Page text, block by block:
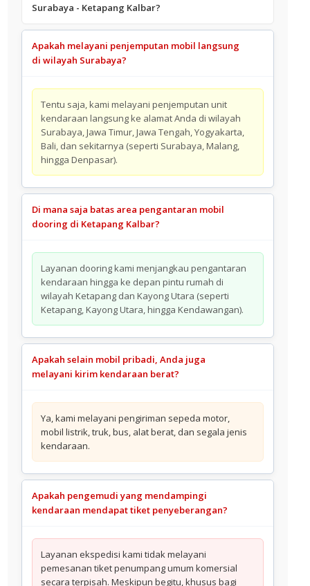
Surabaya - Ketapang Kalbar?
Apakah melayani penjemputan mobil langsung
di wilayah Surabaya?
Tentu saja, kami melayani penjemputan unit
kendaraan langsung ke alamat Anda di wilayah
Surabaya, Jawa Timur, Jawa Tengah, Yogyakarta,
Bali, dan sekitarnya (seperti Surabaya, Malang,
hingga Denpasar).
Di mana saja batas area pengantaran mobil
dooring di Ketapang Kalbar?
Layanan dooring kami menjangkau pengantaran
kendaraan hingga ke depan pintu rumah di
wilayah Ketapang dan Kayong Utara (seperti
Ketapang, Kayong Utara, hingga Kendawangan).
Apakah selain mobil pribadi, Anda juga
melayani kirim kendaraan berat?
Ya, kami melayani pengiriman sepeda motor,
mobil listrik, truk, bus, alat berat, dan segala jenis
kendaraan.
Apakah pengemudi yang mendampingi
kendaraan mendapat tiket penyeberangan?
Layanan ekspedisi kami tidak melayani
pemesanan tiket penumpang umum komersial
secara terpisah. Meskipun begitu, khusus bagi